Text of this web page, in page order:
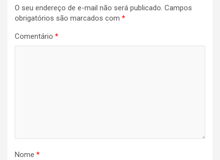
Post
O seu endereço de e-mail não será publicado. Campos
obrigatórios são marcados com *
Comentário *
Nome *